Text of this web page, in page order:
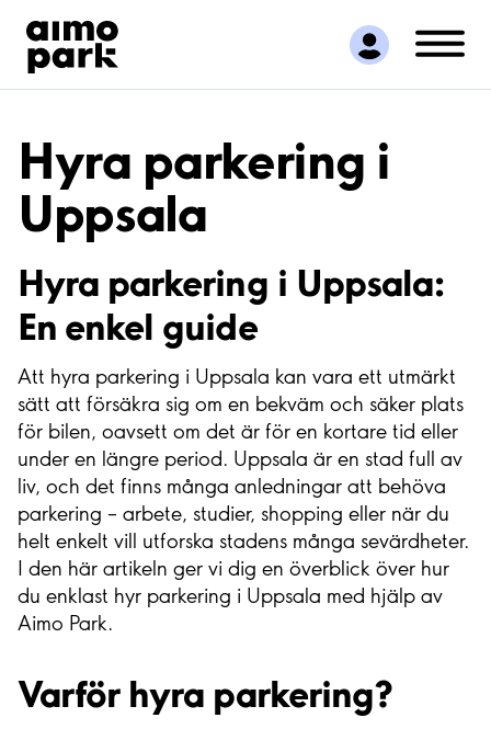
Hitta parkering
Samarbete
Kundservice
Hyra parkering i
Uppsala
Hyra parkering i Uppsala:
En enkel guide
Att hyra parkering i Uppsala kan vara ett utmärkt
sätt att försäkra sig om en bekväm och säker plats
för bilen, oavsett om det är för en kortare tid eller
under en längre period. Uppsala är en stad full av
liv, och det finns många anledningar att behöva
parkering – arbete, studier, shopping eller när du
helt enkelt vill utforska stadens många sevärdheter.
I den här artikeln ger vi dig en överblick över hur
du enklast hyr parkering i Uppsala med hjälp av
Aimo Park.
Varför hyra parkering?